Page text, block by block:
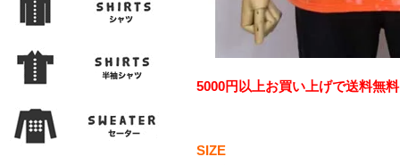
5000円以上お買い上げで送料無料
SIZE